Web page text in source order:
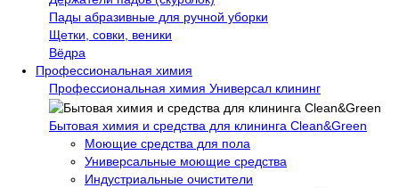
Пады абразивные для ручной уборки
Щетки, совки, веники
Вёдра
Профессиональная химия
Профессиональная химия Универсал клининг
Бытовая химия и средства для клининга Clean&Green
Моющие средства для пола
Универсальные моющие средства
Индустриальные очистители